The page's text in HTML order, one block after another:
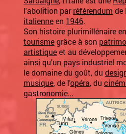
l'abolition parréférendum de
italienneen 1946.
Son histoire plurimillénaire
tourismegrâce à son
artistiqueet au
ainsi qu'un pays industriel
le domaine du goût, du
musique, de l'opéra, du
gastronomie...